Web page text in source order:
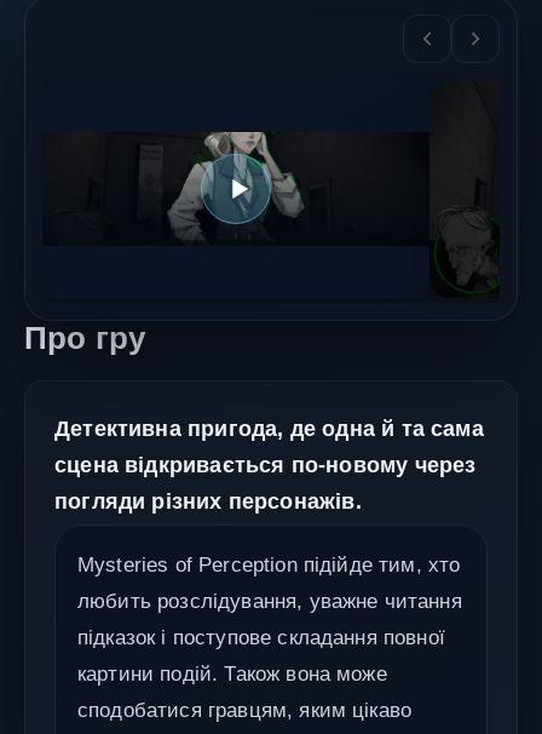
Про гру
Детективна пригода, де одна й та сама
сцена відкривається по-новому через
погляди різних персонажів.
Mysteries of Perception підійде тим, хто
любить розслідування, уважне читання
підказок і поступове складання повної
картини подій. Також вона може
сподобатися гравцям, яким цікаво